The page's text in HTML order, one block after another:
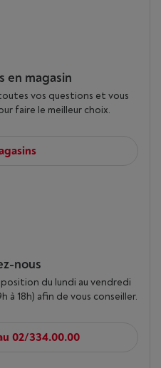
en magasin
vos questions et vous
faire le meilleur choix.
nous
du lundi au vendredi
à 18h) afin de vous conseiller.
02/334.00.00